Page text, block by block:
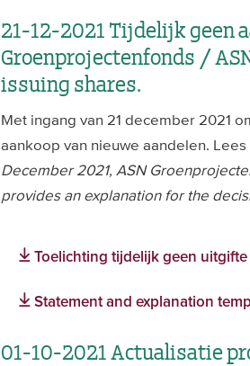
21-12-2021 Tijdelijk geen
Groenprojectenfonds /
issuing shares.
Met ingang van 21 december 2021
aankoop van nieuwe aandelen.
December 2021, ASN
provides an explanation for the
Toelichting tijdelijk geen
Statement and explanation
01-10-2021 Actualisatie